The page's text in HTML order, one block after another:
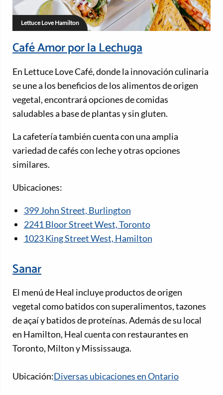
Lettuce Love Hamilton
Café Amor por la Lechuga
En Lettuce Love Café, donde la innovación culinaria
se une a los beneficios de los alimentos de origen
vegetal, encontrará opciones de comidas
saludables a base de plantas y sin gluten.
La cafetería también cuenta con una amplia
variedad de cafés con leche y otras opciones
similares.
Ubicaciones:
399 John Street, Burlington
2241 Bloor Street West, Toronto
1023 King Street West, Hamilton
Sanar
El menú de Heal incluye productos de origen
vegetal como batidos con superalimentos, tazones
de açaí y batidos de proteínas. Además de su local
en Hamilton, Heal cuenta con restaurantes en
Toronto, Milton y Mississauga.
Ubicación:Diversas ubicaciones en Ontario